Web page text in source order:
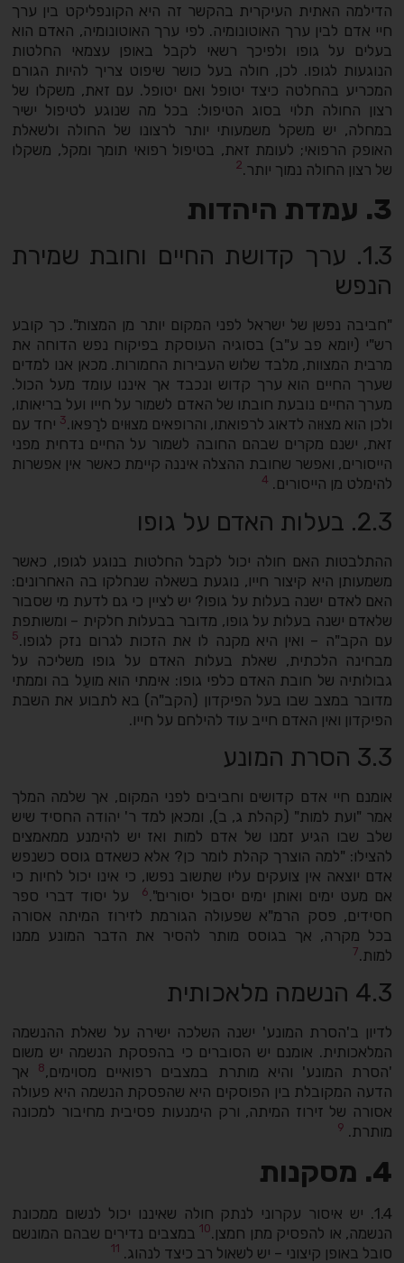
הדילמה האתית העיקרית בהקשר זה היא הקונפליקט בין ערך
חיי אדם לבין ערך האוטונומיה. לפי ערך האוטונומיה, האדם הוא
בעלים על גופו ולפיכך רשאי לקבל באופן עצמאי החלטות
הנוגעות לגופו. לכן, חולה בעל כושר שיפוט צריך להיות הגורם
המכריע בהחלטה כיצד יטופל ואם יטופל. עם זאת, משקלו של
רצון החולה תלוי בסוג הטיפול: בכל מה שנוגע לטיפול ישיר
במחלה, יש משקל משמעותי יותר לרצונו של החולה ולשאלת
האופק הרפואי; לעומת זאת, בטיפול רפואי תומך ומקל, משקלו
של רצון החולה נמוך יותר.2
3. עמדת היהדות
1.3. ערך קדושת החיים וחובת שמירת
הנפש
"חביבה נפשן של ישראל לפני המקום יותר מן המצות". כך קובע
רש"י (יומא פב ע"ב) בסוגיה העוסקת בפיקוח נפש הדוחה את
מרבית המצוות, מלבד שלוש העבירות החמורות. מכאן אנו למדים
שערך החיים הוא ערך קדוש ונכבד אך איננו עומד מעל הכול.
מערך החיים נובעת חובתו של האדם לשמור על חייו ועל בריאותו,
ולכן הוא מצוּוה לדאוג לרפואתו, והרופאים מצוּוים לרַפּאו.3 יחד עם
זאת, ישנם מקרים שבהם החובה לשמור על החיים נדחית מפני
הייסורים, ואפשר שחובת ההצלה איננה קיימת כאשר אין אפשרות
להימלט מן הייסורים. 4
2.3. בעלות האדם על גופו
ההתלבטות האם חולה יכול לקבל החלטות בנוגע לגופו, כאשר
משמעותן היא קיצור חייו, נוגעת בשאלה שנחלקו בה האחרונים:
האם לאדם ישנה בעלות על גופו? יש לציין כי גם לדעת מי שסבור
שלאדם ישנה בעלות על גופו, מדובר בבעלות חלקית – ומשותפת
עם הקב"ה – ואין היא מקנה לו את הזכות לגרום נזק לגופו.5
מבחינה הלכתית, שאלת בעלות האדם על גופו משליכה על
גבולותיה של חובת האדם כלפי גופו: אימתי הוא מועֵל בה וממתי
מדובר במצב שבו בעל הפיקדון (הקב"ה) בא לתבוע את השבת
הפיקדון ואין האדם חייב עוד להילחם על חייו.
3.3 הסרת המונע
אומנם חיי אדם קדושים וחביבים לפני המקום, אך שלמה המלך
אמר "ועת למות" (קהלת ג, ב), ומכאן למד ר' יהודה החסיד שיש
שלב שבו הגיע זמנו של אדם למות ואז יש להימנע ממאמצים
להצילו: "למה הוצרך קהלת לומר כן? אלא כשאדם גוסס כשנפש
אדם יוצאה אין צועקים עליו שתשוב נפשו, כי אינו יכול לחיות כי
אם מעט ימים ואותן ימים יסבול יסורים".6
על יסוד דברי ספר
חסידים, פסק הרמ"א שפעולה הגורמת לזירוז המיתה אסורה
בכל מקרה, אך בגוסס מותר להסיר את הדבר המונע ממנו
למות.7
4.3 הנשמה מלאכותית
לדיון ב'הסרת המונע' ישנה השלכה ישירה על שאלת ההנשמה
המלאכותית. אומנם יש הסוברים כי בהפסקת הנשמה יש משום
'הסרת המונע' והיא מותרת במצבים רפואיים מסוימים,8
אך
הדעה המקובלת בין הפוסקים היא שהפסקת הנשמה היא פעולה
אסורה של זירוז המיתה, ורק הימנעות פסיבית מחיבור למכונה
מותרת. 9
4. מסקנות
1.4. יש איסור עקרוני לנתק חולה שאיננו יכול לנשום ממכונת
הנשמה, או להפסיק מתן חמצן.10 במצבים נדירים שבהם המונשם
סובל באופן קיצוני – יש לשאול רב כיצד לנהוג. 11